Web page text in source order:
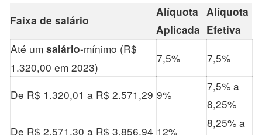
Faixa de salário
Alíquota
Aplicada
Alíquota
Efetiva
Até um salário-mínimo (R$
1.320,00 em 2023)
7,5% 7,5%
De R$ 1.320,01 a R$ 2.571,29 9%
7,5% a
8,25%
De R$ 2.571,30 a R$ 3.856,94 12%
8,25% a